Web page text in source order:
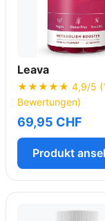
Leava
★★★★★ 4,9/5
Bewertungen)
69,95 CHF
Produkt